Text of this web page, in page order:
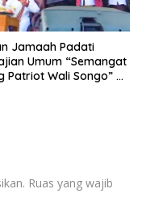
Jamaah Padati
Umum “Semangat
Patriot Wali Songo” di
Ruas yang wajib